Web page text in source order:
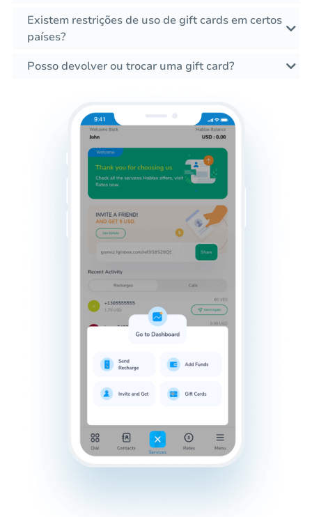
Existem restrições de uso de gift cards em certos
países?
Posso devolver ou trocar uma gift card?